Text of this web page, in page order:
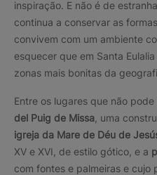
inspiração. E não é de
continua a conservar as
convivem com um ambiente
esquecer que em Santa
zonas mais bonitas da
Entre os lugares que não
del Puig de Missa , uma
igreja da Mare de Déu de
XV e XVI, de estilo gótico, e a
com fontes e palmeiras e cujo